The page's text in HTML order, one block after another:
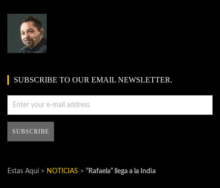
SUBSCRIBE TO OUR EMAIL NEWSLETTER.
Estas Aquí > NOTICIAS > “Rafaela” llega a la India